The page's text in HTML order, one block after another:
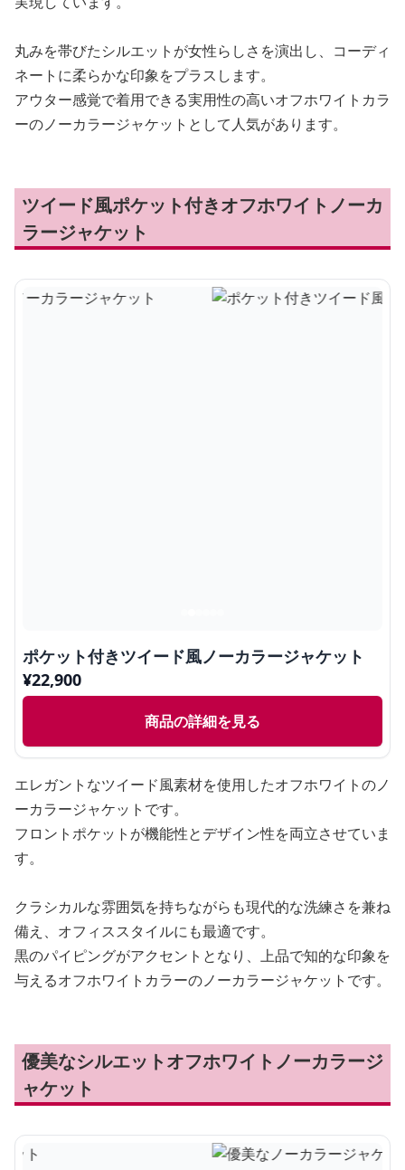
丸みを帯びたシルエットが女性らしさを演出し、コーディ
ネートに柔らかな印象をプラスします。
アウター感覚で着用できる実用性の高いオフホワイトカラ
ーのノーカラージャケットとして人気があります。
ツイード風ポケット付きオフホワイトノーカ
ラージャケット
ポケット付きツイード風ノーカラージャケット
¥22,900
商品の詳細を見る
エレガントなツイード風素材を使用したオフホワイトのノ
ーカラージャケットです。
フロントポケットが機能性とデザイン性を両立させていま
す。
クラシカルな雰囲気を持ちながらも現代的な洗練さを兼ね
備え、オフィススタイルにも最適です。
黒のパイピングがアクセントとなり、上品で知的な印象を
与えるオフホワイトカラーのノーカラージャケットです。
優美なシルエットオフホワイトノーカラージ
ャケット